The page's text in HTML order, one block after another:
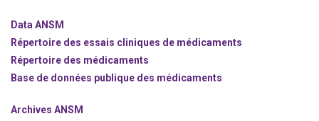
Data ANSM
Répertoire des essais cliniques de médicaments
Répertoire des médicaments
Base de données publique des médicaments
Archives ANSM